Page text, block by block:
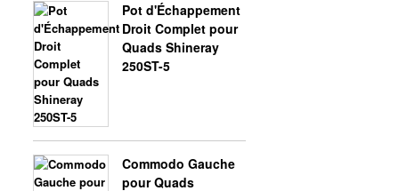
Pot d'Échappement
Droit Complet pour
Quads Shineray
250ST-5
Commodo Gauche
pour Quads